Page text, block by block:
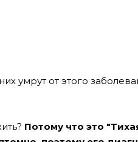
умрут от этого
Потому что это